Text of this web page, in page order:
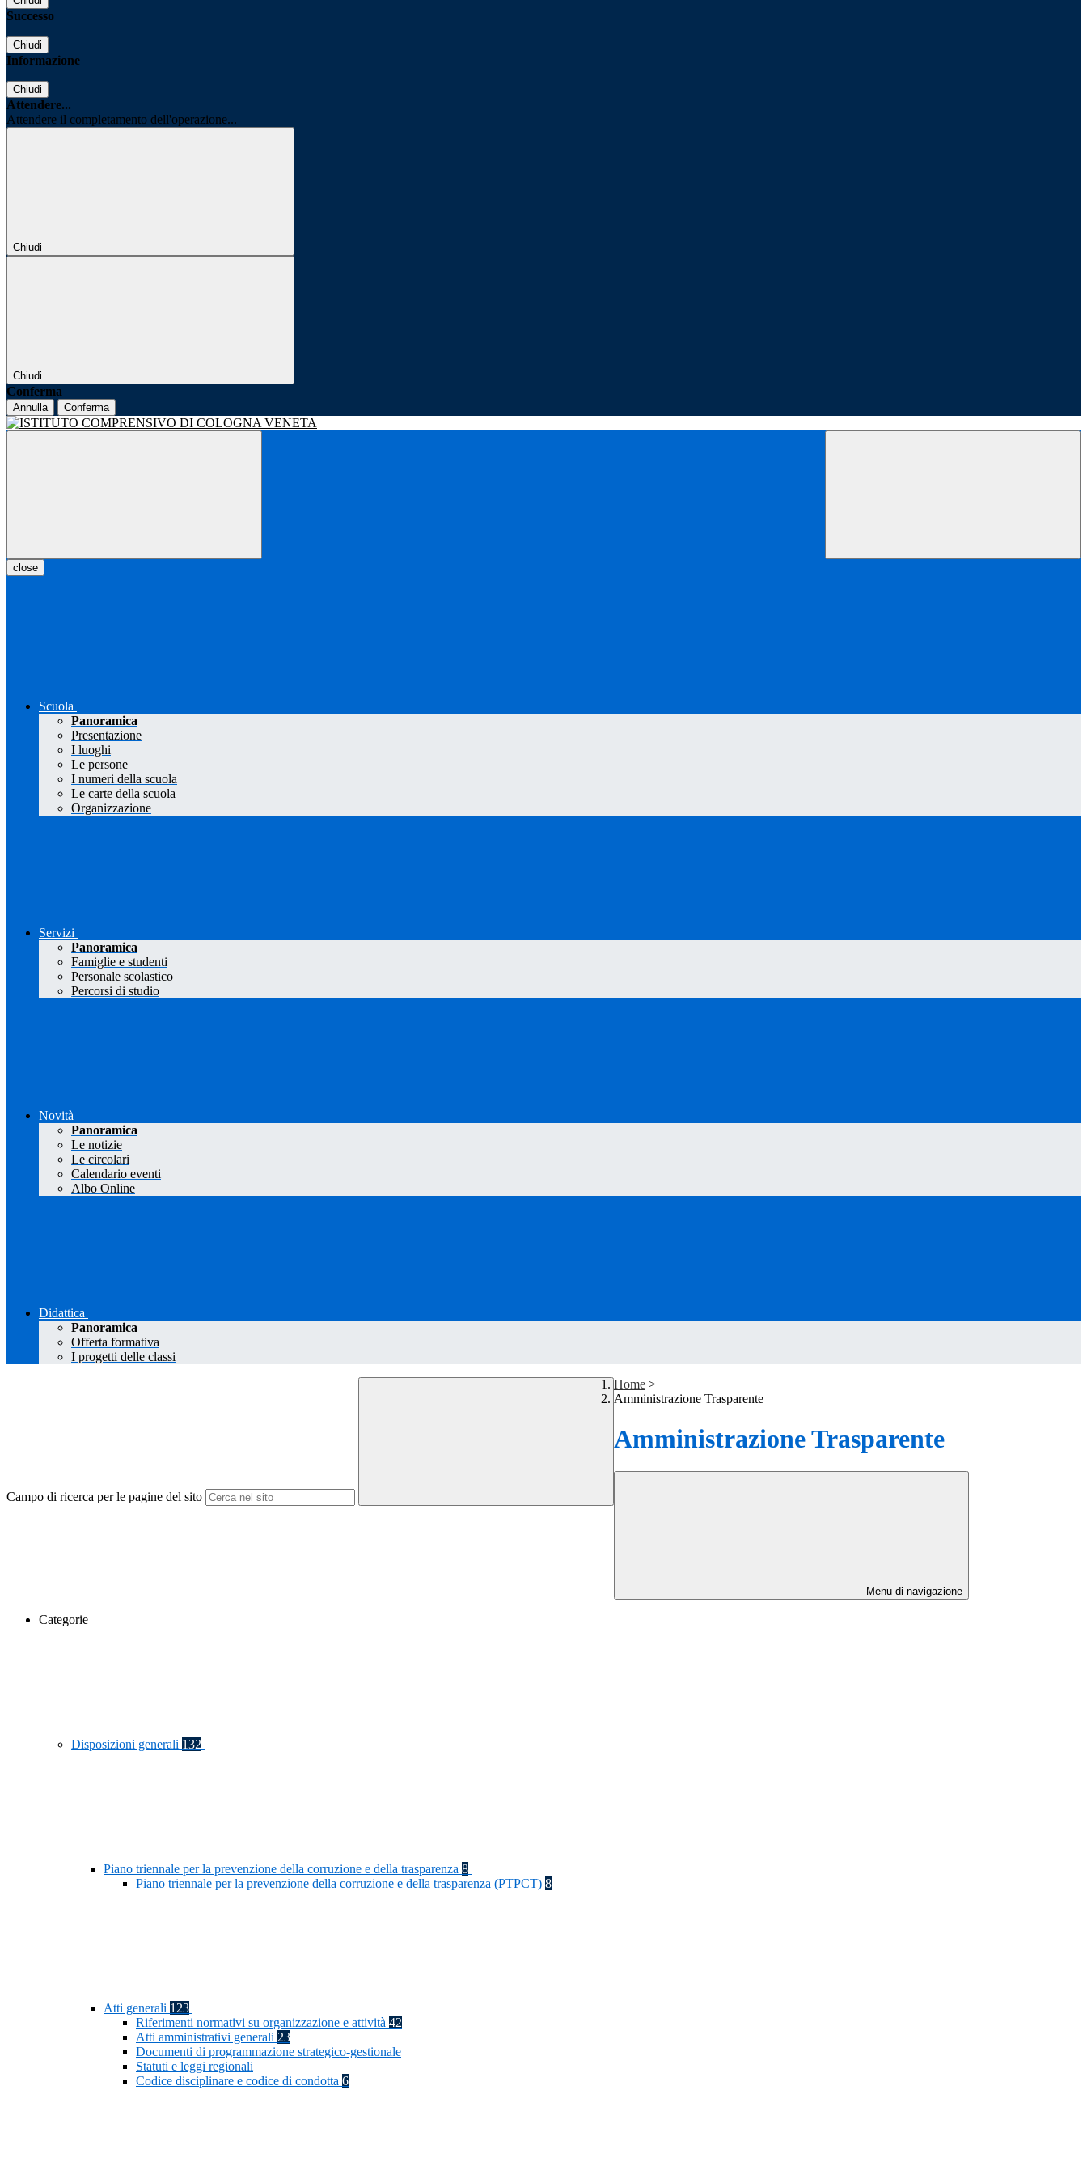
Successo
Chiudi
Informazione
Chiudi
Attendere...
Attendere il completamento dell'operazione...
Chiudi
Chiudi
Conferma
Annulla Conferma
close
Scuola
Panoramica
Presentazione
I luoghi
Le persone
I numeri della scuola
Le carte della scuola
Organizzazione
Servizi
Panoramica
Famiglie e studenti
Personale scolastico
Percorsi di studio
Novità
Panoramica
Le notizie
Le circolari
Calendario eventi
Albo Online
Didattica
Panoramica
Offerta formativa
I progetti delle classi
Campo di ricerca per le pagine del sito
Home >
Amministrazione Trasparente
Amministrazione Trasparente
Menu di navigazione
Categorie
Disposizioni generali 132
Piano triennale per la prevenzione della corruzione e della trasparenza 8
Piano triennale per la prevenzione della corruzione e della trasparenza (PTPCT) 8
Atti generali 123
Riferimenti normativi su organizzazione e attività 42
Atti amministrativi generali 23
Documenti di programmazione strategico-gestionale
Statuti e leggi regionali
Codice disciplinare e codice di condotta 6